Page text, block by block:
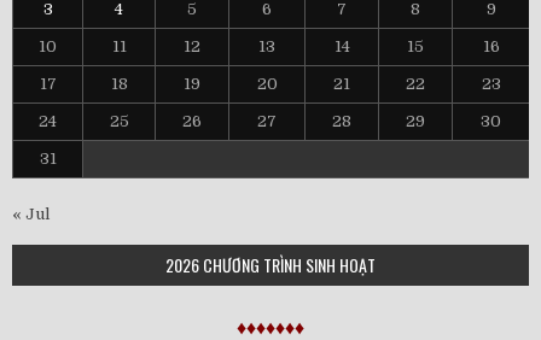
3 4 5 6 7 8 9
10 11 12 13 14 15 16
17 18 19 20 21 22 23
24 25 26 27 28 29 30
31
« Jul
2026 CHƯƠNG TRÌNH SINH HOẠT
♦♦♦♦♦♦♦